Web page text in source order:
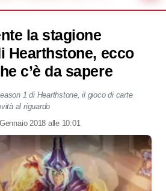
la stagione
Hearthstone, ecco
c’è da sapere
1 di Hearthstone, il gioco di carte
al riguardo
2018 alle 10:01